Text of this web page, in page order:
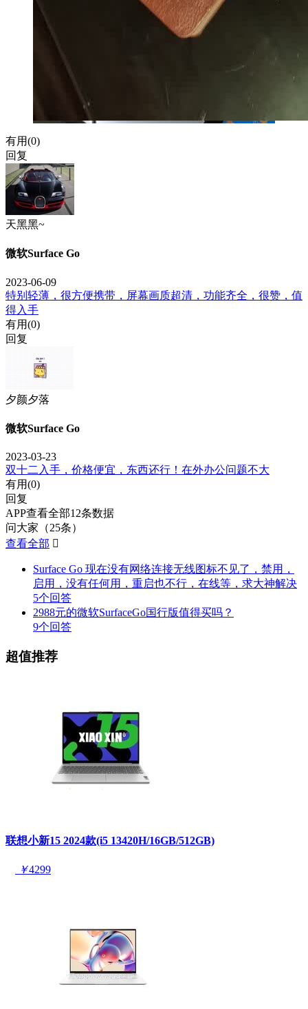
有用(0)
回复
天黑黑~
微软Surface Go
2023-06-09
特别轻薄，很方便携带，屏幕画质超清，功能齐全，很赞，值
得入手
有用(0)
回复
夕颜夕落
微软Surface Go
2023-03-23
双十二入手，价格便宜，东西还行！在外办公问题不大
有用(0)
回复
APP查看全部12条数据
问大家（25条）
查看全部 
Surface Go 现在没有网络连接无线图标不见了，禁用，
启用，没有任何用，重启也不行，在线等，求大神解决
5个回答
2988元的微软SurfaceGo国行版值得买吗？
9个回答
超值推荐
联想小新15 2024款(i5 13420H/16GB/512GB)
￥4299